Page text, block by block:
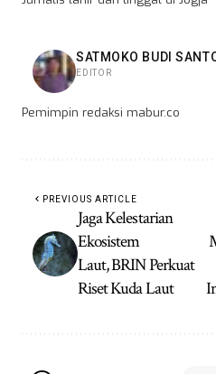
SATMOKO BUDI
EDITOR
Pemimpin redaksi mabur.co
PREVIOUS ARTICLE
Jaga Kelestarian
Ekosistem
Laut, BRIN Perkuat
Riset Kuda Laut